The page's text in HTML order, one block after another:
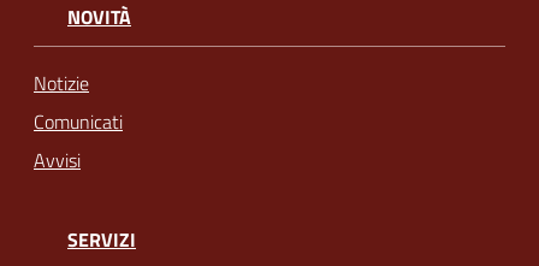
NOVITÀ
Notizie
Comunicati
Avvisi
SERVIZI